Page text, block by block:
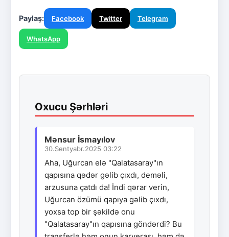
Paylaş: Facebook Twitter Telegram
WhatsApp
Oxucu Şərhləri
Mənsur İsmayılov
30.Sentyabr.2025 03:22
Aha, Uğurcan elə "Qalatasaray"ın
qapısına qədər gəlib çıxdı, deməli,
arzusuna çatdı da! İndi qərar verin,
Uğurcan özümü qapıya gəlib çıxdı,
yoxsa top bir şəkildə onu
"Qalatasaray"ın qapısına göndərdi? Bu